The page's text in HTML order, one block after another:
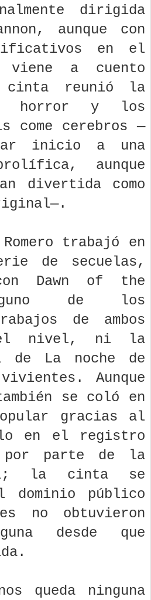
dirigida
aunque con
en el
viene a cuento
cinta reunió la
horror y los
come cerebros —
inicio a una
aunque
divertida como
trabajó en
de secuelas,
con Dawn of the
de los
de ambos
el nivel, ni la
de La noche de
Aunque
se coló en
gracias al
en el registro
por parte de la
la cinta se
dominio público
no obtuvieron
desde que
queda ninguna